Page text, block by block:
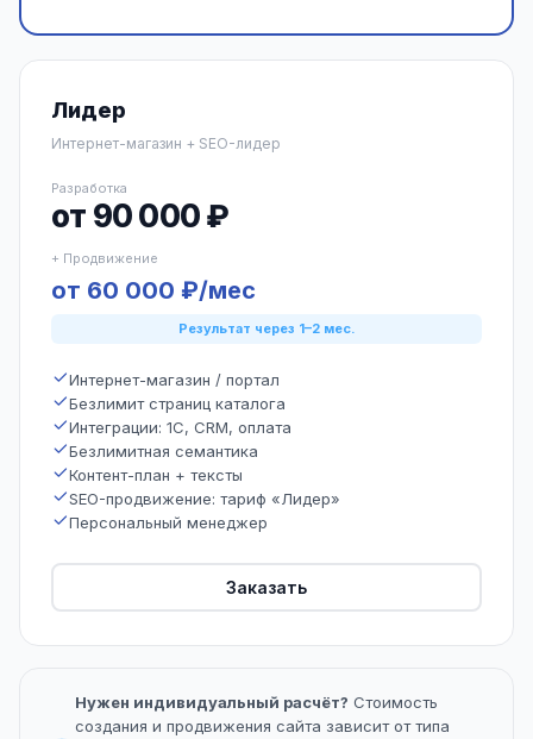
Лидер
Интернет-магазин + SEO-лидер
Разработка
от 90 000 ₽
+ Продвижение
от 60 000 ₽/мес
Результат через 1–2 мес.
Интернет-магазин / портал
Безлимит страниц каталога
Интеграции: 1С, CRM, оплата
Безлимитная семантика
Контент-план + тексты
SEO-продвижение: тариф «Лидер»
Персональный менеджер
Заказать
Нужен индивидуальный расчёт? Стоимость
создания и продвижения сайта зависит от типа